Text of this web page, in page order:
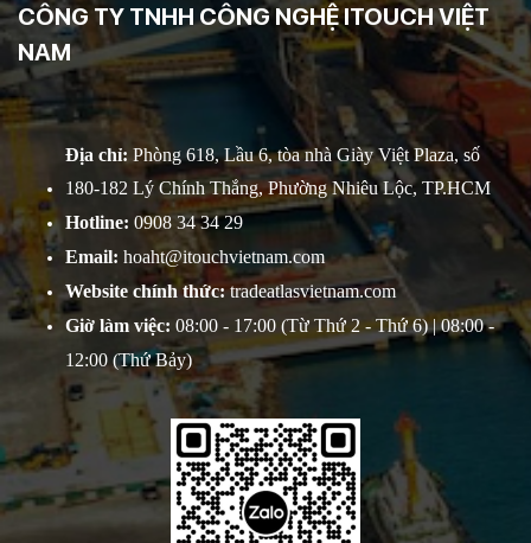
CÔNG TY TNHH CÔNG NGHỆ ITOUCH VIỆT
NAM
Địa chỉ: Phòng 618, Lầu 6, tòa nhà Giày Việt Plaza, số
180-182 Lý Chính Thắng, Phường Nhiêu Lộc, TP.HCM
Hotline: 0908 34 34 29
Email: hoaht@itouchvietnam.com
Website chính thức:tradeatlasvietnam.com
Giờ làm việc: 08:00 - 17:00 (Từ Thứ 2 - Thứ 6) | 08:00 -
12:00 (Thứ Bảy)